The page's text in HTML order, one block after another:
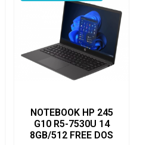
NOTEBOOK HP 245
G10 R5-7530U 14
8GB/512 FREE DOS